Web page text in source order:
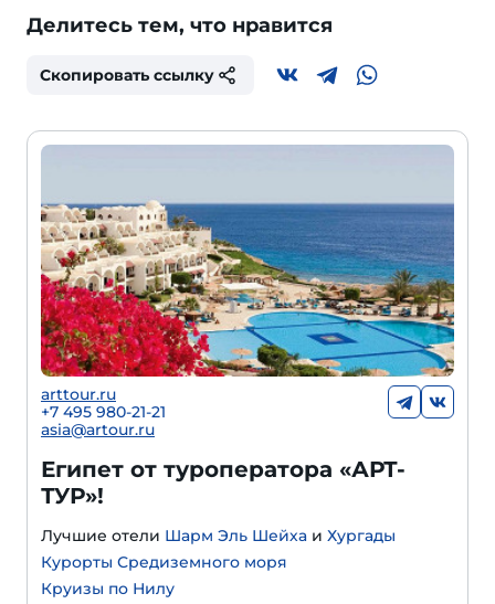
Делитесь тем, что нравится
Скопировать ссылку
arttour.ru
+7 495 980-21-21
asia@artour.ru
Египет от туроператора «АРТ-
ТУР»!
Лучшие отели Шарм Эль Шейха и Хургады
Курорты Средиземного моря
Круизы по Нилу